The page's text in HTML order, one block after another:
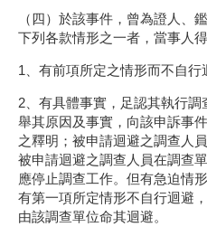
（四）於該事件，曾為證人、
下列各款情形之一者，當事人
1、有前項所定之情形而不自行
2、有具體事實，足認其執行
舉其原因及事實，向該申訴事
之釋明；被申請迴避之調查人
被申請迴避之調查人員在調查
應停止調查工作。但有急迫情
有第一項所定情形不自行迴避
由該調查單位命其迴避。